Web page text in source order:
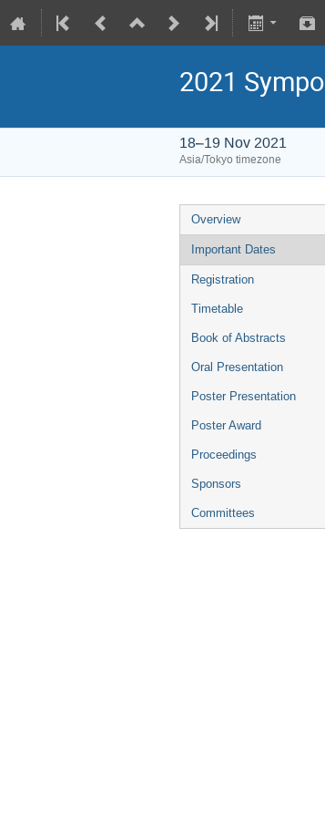
2021
18–19 Nov 2021
Asia/Tokyo timezone
Overview
Important Dates
Registration
Timetable
Book of Abstracts
Oral Presentation
Poster Presentation
Poster Award
Proceedings
Sponsors
Committees